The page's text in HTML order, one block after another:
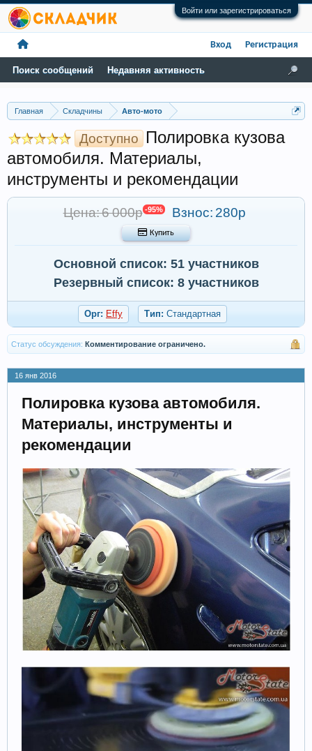
Войти или зарегистрироваться
Главная Складчины Авто-мото
Доступно Полировка кузова
автомобиля. Материалы,
инструменты и рекомендации
Цена: 6 000р -95% Взнос: 280р
 Купить
Основной список: 51 участников
Резервный список: 8 участников
Орг: Effy Тип: Стандартная
Статус обсуждения: Комментирование ограничено.
16 янв 2016
Полировка кузова автомобиля.
Материалы, инструменты и
рекомендации
Поиск сообщений Недавняя активность
Вход Регистрация